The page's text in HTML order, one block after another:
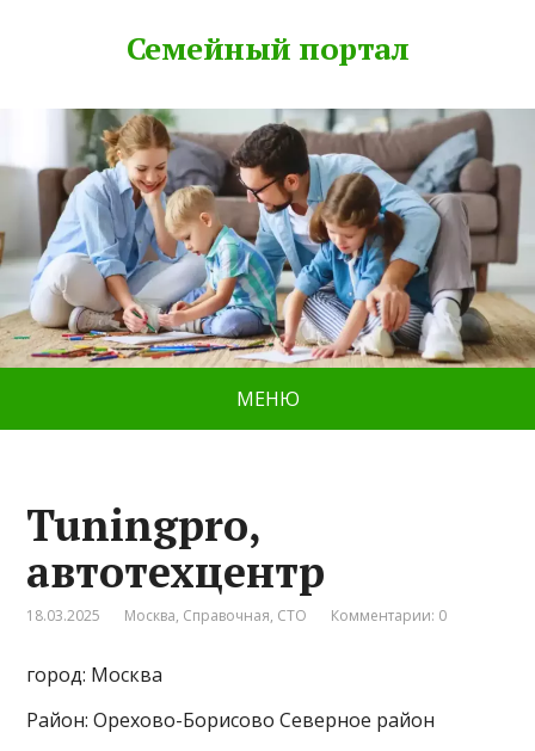
Семейный портал
МЕНЮ
Tuningpro,
автотехцентр
18.03.2025 Москва, Справочная, СТО Комментарии: 0
город: Москва
Район: Орехово-Борисово Северное район